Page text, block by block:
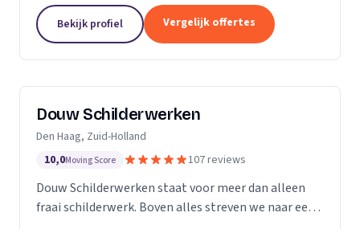
ook regelmatig leerlingen op. Met...
Bekijk profiel Vergelijk offertes
Douw Schilderwerken
Den Haag, Zuid-Holland
10,0Moving Score 107 reviews
Douw Schilderwerken staat voor meer dan alleen
fraai schilderwerk. Boven alles streven we naar een